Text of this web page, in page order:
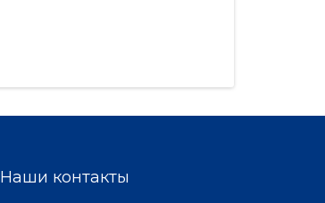
Наши контакты